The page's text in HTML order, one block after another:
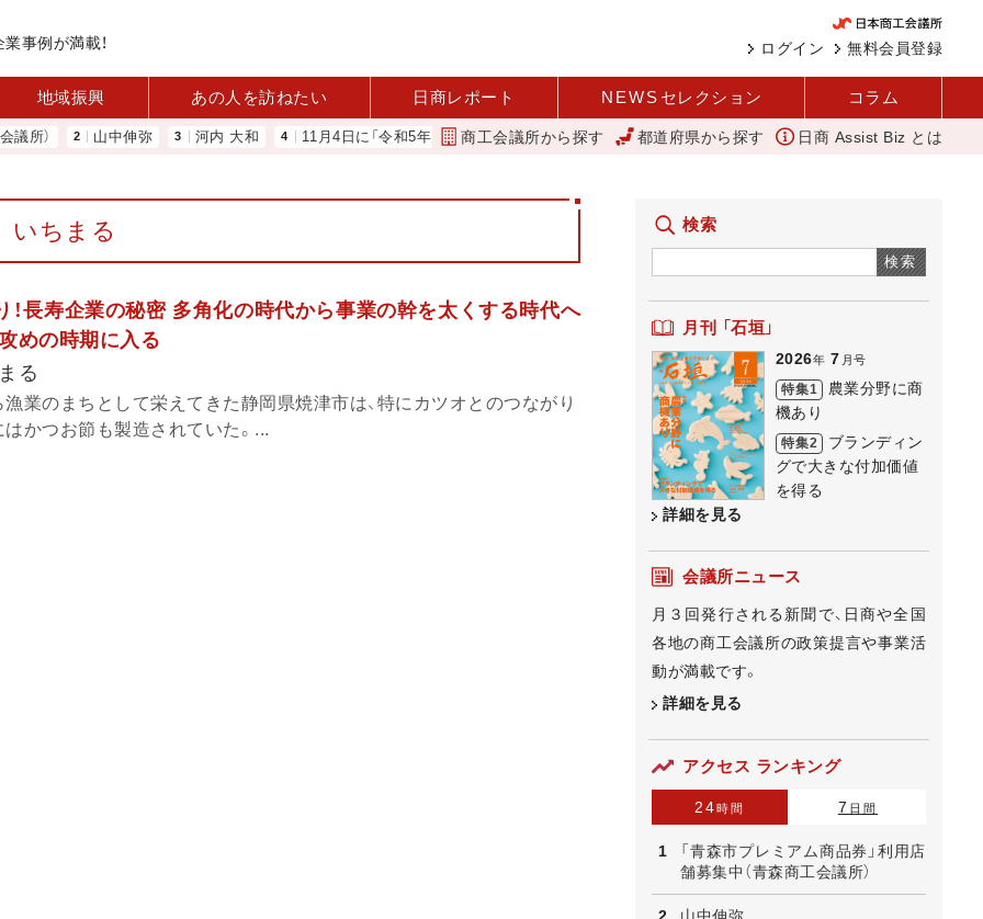
事例が満載！ 無料会員登録
ログイン
地域振興 あの人を訪ねたい 日商レポート NEWS セレクション コラム
） 山中伸弥 河内 大和 11月4日に「令和5年度 玉名花火大会」を開催（玉名商工会議所） 「あったらいいね」を商品化 視点を変
商工会議所から探す 都道府県から探す 日商 Assist Biz とは
いちまる
！長寿企業の秘密 多角化の時代から事業の幹を太くする時代へ
めの時期に入る
る
漁業のまちとして栄えてきた静岡県焼津市は、特にカツオとのつながり
はかつお節も製造されていた。...
検索
検索
月刊 「石垣」
2026年 7 月号
特集1
農業分野に商
機あり
特集2
ブランディン
グで大きな付加価値
を得る
詳細を見る
会議所ニュース
月３回発行される新聞で、日商や全国
各地の商工会議所の政策提言や事業活
動が満載です。
詳細を見る
アクセス ランキング
24時間 7 日間
「青森市プレミアム商品券」利用店
舗募集中（青森商工会議所）
山中伸弥